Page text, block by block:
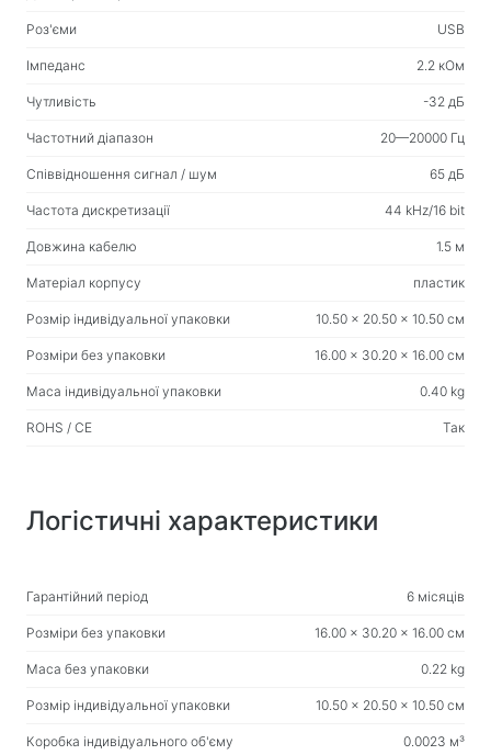
Вологі серветки
Ліхтарики
Спортивні товари
Робоче місце та домашні меблі
Столи для дому та офісу
Стільці для дому та офісу
Ігрові столи
Ігрові крісла
Підлогові вішалки для одягу
Роз'єми USB
Імпеданс 2.2 кОм
Чутливість -32 дБ
Частотний діапазон 20—20000 Гц
Співвідношення сигнал / шум 65 дБ
Частота дискретизації 44 kHz/16 bit
Довжина кабелю 1.5 м
Матеріал корпусу пластик
Розмір індивідуальної упаковки 10.50 x 20.50 x 10.50 см
Розміри без упаковки 16.00 x 30.20 x 16.00 см
Маса індивідуальної упаковки 0.40 kg
ROHS / CE Так
Логістичні характеристики
Гарантійний період 6 місяців
Розміри без упаковки 16.00 x 30.20 x 16.00 см
Маса без упаковки 0.22 kg
Розмір індивідуальної упаковки 10.50 x 20.50 x 10.50 см
Коробка індивідуального об'єму 0.0023 м³